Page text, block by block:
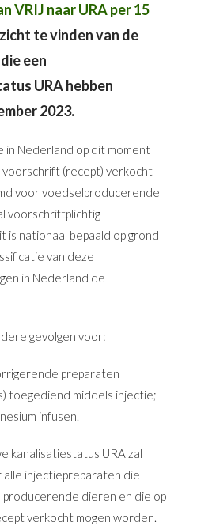
VRIJ naar URA per 15
te vinden van de
een
URA hebben
2023.
Nederland op dit moment
(recept) verkocht
voor voedselproducerende
voorschriftplichtig
is nationaal bepaald op grond
van deze
in Nederland de
gevolgen voor:
preparaten
toegediend middels injectie;
infusen.
kanalisatiestatus URA zal
alle injectiepreparaten die
dieren en die op
verkocht mogen worden.